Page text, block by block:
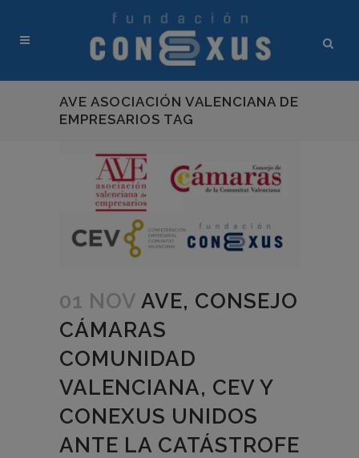
AVE ASOCIACIÓN VALENCIANA DE
EMPRESARIOS TAG
01 NOV AVE, CONSEJO
CÁMARAS
COMUNIDAD
VALENCIANA, CEV Y
CONEXUS UNIDOS
ANTE LA CATÁSTROFE